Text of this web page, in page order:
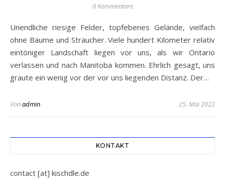
0 Kommentare
Unendliche riesige Felder, topfebenes Gelände, vielfach
ohne Bäume und Sträucher. Viele hundert Kilometer relativ
eintöniger Landschaft liegen vor uns, als wir Ontario
verlassen und nach Manitoba kommen. Ehrlich gesagt, uns
graute ein wenig vor der vor uns liegenden Distanz. Der…
Vonadmin 25. Mai 2022
KONTAKT
contact [at] kischdle.de